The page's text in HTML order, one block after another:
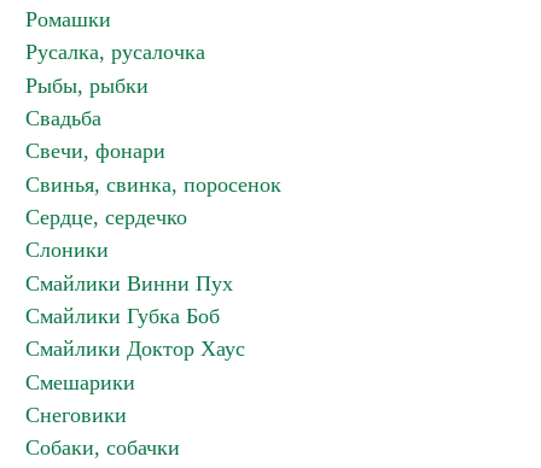
Ромашки
Русалка, русалочка
Рыбы, рыбки
Свадьба
Свечи, фонари
Свинья, свинка, поросенок
Сердце, сердечко
Слоники
Смайлики Винни Пух
Смайлики Губка Боб
Смайлики Доктор Хаус
Смешарики
Снеговики
Собаки, собачки